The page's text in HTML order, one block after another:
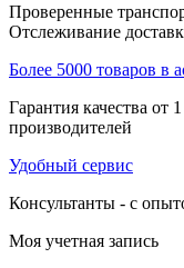
Проверенные
Отслеживание
Более 5000 товаров в
Гарантия качества от
производителей
Удобный сервис
Консультанты - с
Моя учетная запись